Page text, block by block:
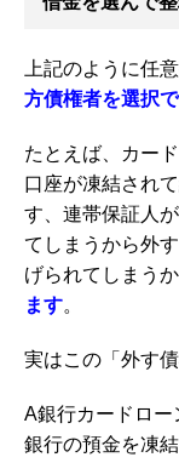
上記のように任
方債権者を選択
たとえば、カー
口座が凍結され
す、連帯保証人
てしまうから外
げられてしまう
ます。
実はこの「外す
A銀行カードロ
銀行の預金を凍